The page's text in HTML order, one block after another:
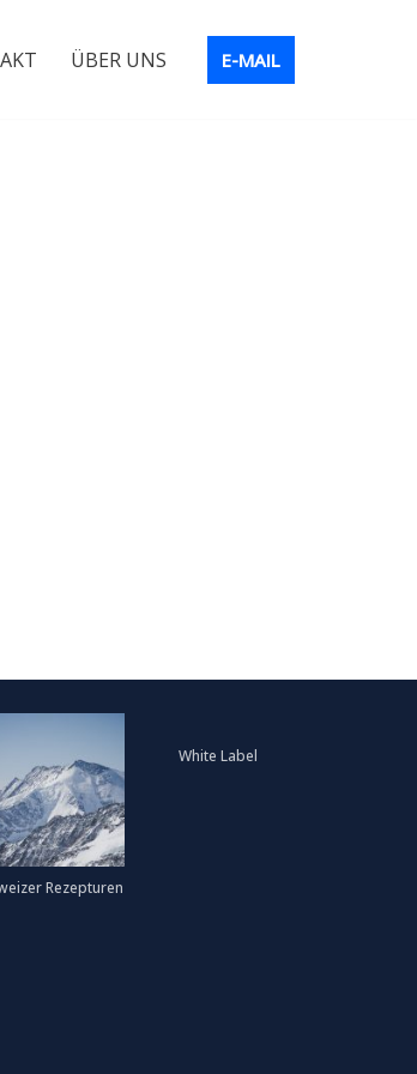
ÜBER UNS E-MAIL
Rezepturen
White Label